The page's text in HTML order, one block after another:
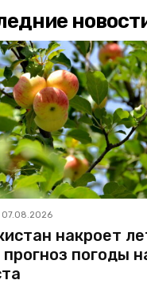
07.08.2026
накроет
прогноз погоды